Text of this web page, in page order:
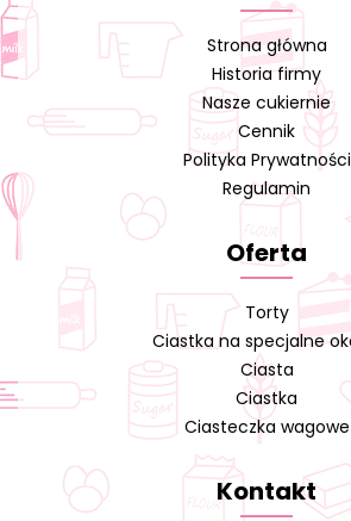
Strona główna
Historia firmy
Nasze cukiernie
Cennik
Polityka Prywatności
Regulamin
Oferta
Torty
Ciastka na specjalne
Ciasta
Ciastka
Ciasteczka wagowe
Kontakt